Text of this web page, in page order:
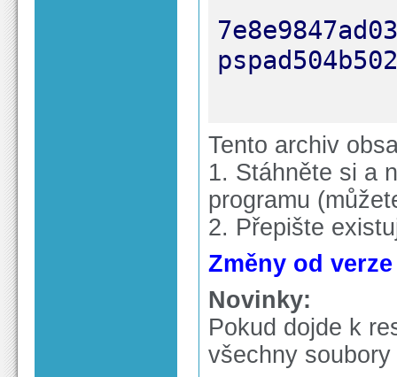
Tento archiv
1. Stáhněte si a
programu
2. Přepište
Změny od verze
Novinky:
Pokud dojde k
všechny